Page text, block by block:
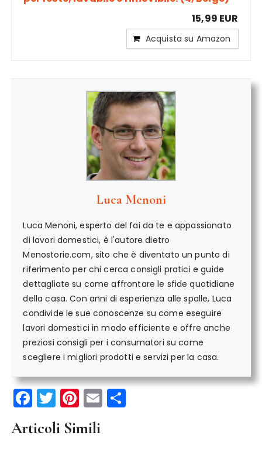
15,99 EUR
Acquista su Amazon
Luca Menoni
Luca Menoni, esperto del fai da te e appassionato
di lavori domestici, è l'autore dietro
Menostorie.com, sito che è diventato un punto di
riferimento per chi cerca consigli pratici e guide
dettagliate su come affrontare le sfide quotidiane
della casa. Con anni di esperienza alle spalle, Luca
condivide le sue conoscenze su come eseguire
lavori domestici in modo efficiente e offre anche
preziosi consigli per i consumatori su come
scegliere i migliori prodotti e servizi per la casa.
F
a
c
T
w
it
Pi
n
te
E
m
Articoli Simili